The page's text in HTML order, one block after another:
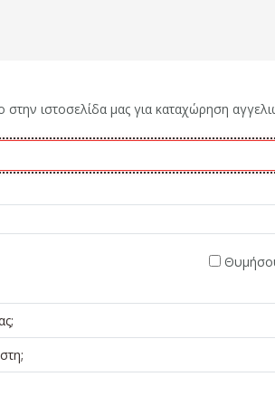
στην ιστοσελίδα μας για καταχώρηση